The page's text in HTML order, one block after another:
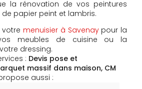
la rénovation de vos peintures
de papier peint et lambris.
menuisier à Savenaypour la
meubles de cuisine ou la
dressing.
: Devis pose et
massif dans maison, CM
aussi :